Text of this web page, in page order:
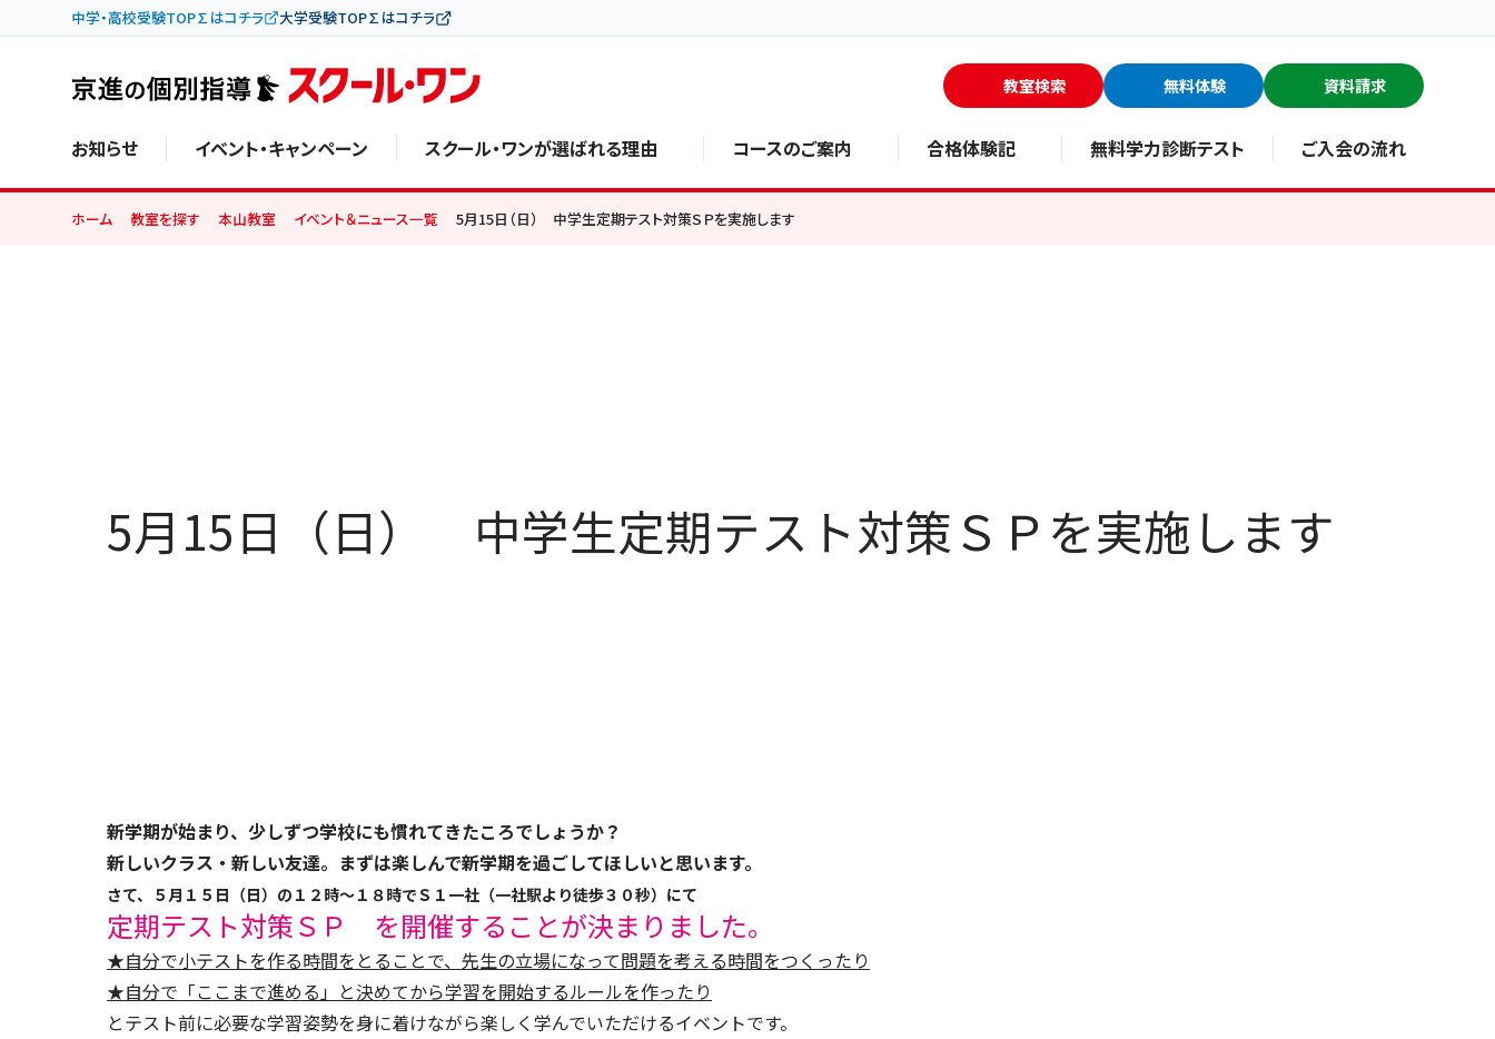
中学・高校受験TOP∑はコチラ 大学受験TOP∑はコチラ
教室検索 無料体験 資料請求
お知らせ イベント・キャンペーン スクール・ワンが選ばれる理由 コースのご案内 合格体験記 無料学力診断テスト ご入会の流れ
ホーム 教室を探す 本山教室 イベント＆ニュース一覧 5月15日（日） 中学生定期テスト対策ＳＰを実施します
5月15日（日） 中学生定期テスト対策ＳＰを実施します
新学期が始まり、少しずつ学校にも慣れてきたころでしょうか？
新しいクラス・新しい友達。まずは楽しんで新学期を過ごしてほしいと思います。
さて、５月１５日（日）の１２時～１８時でＳ１一社（一社駅より徒歩３０秒）にて
定期テスト対策ＳＰ を開催することが決まりました。
★自分で小テストを作る時間をとることで、先生の立場になって問題を考える時間をつくったり
★自分で「ここまで進める」と決めてから学習を開始するルールを作ったり
とテスト前に必要な学習姿勢を身に着けながら楽しく学んでいただけるイベントです。